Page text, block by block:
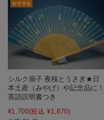
シルク扇子 夜桜とうさぎ★日
本土産（みやげ）や記念品に！
英語説明書つき
¥1,700(税込 ¥1,870)